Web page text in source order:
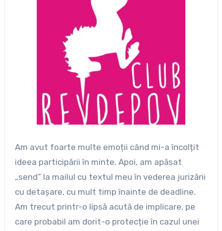
Am avut foarte multe emoții când mi-a încolțit
ideea participării în minte. Apoi, am apăsat
„send” la mailul cu textul meu în vederea jurizării
cu detașare, cu mult timp înainte de deadline.
Am trecut printr-o lipsă acută de implicare, pe
care probabil am dorit-o protecție în cazul unei